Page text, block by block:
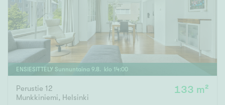
ENSIESITTELY Sunnuntaina 9.8. klo 14:00
Perustie 12
Munkkiniemi, Helsinki
133 m²